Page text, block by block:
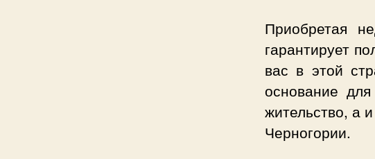
Приобретая
гарантирует
вас в этой
основание
жительство, а
Черногории.